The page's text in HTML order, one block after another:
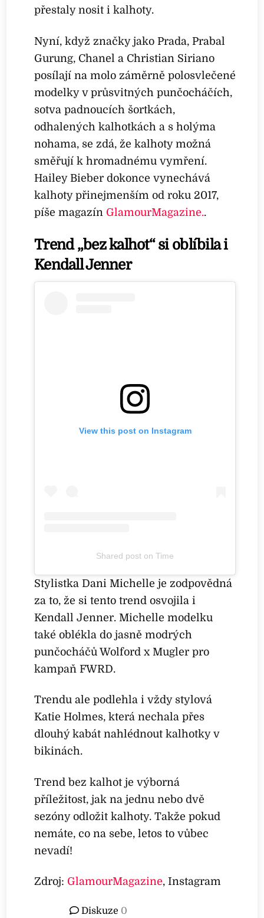
přestaly nosit i kalhoty.
Nyní, když značky jako Prada, Prabal
Gurung, Chanel a Christian Siriano
posílají na molo záměrně polosvlečené
modelky v průsvitných punčocháčích,
sotva padnoucích šortkách,
odhalených kalhotkách a s holýma
nohama, se zdá, že kalhoty možná
směřují k hromadnému vymření.
Hailey Bieber dokonce vynechává
kalhoty přinejmenším od roku 2017,
píše magazín GlamourMagazine..
Trend „bez kalhot“ si oblíbila i
Kendall Jenner
View this post on Instagram
Shared post onTime
P
o
k
é
m
o
S
h
u
ff
e
i
s
a
f
Stylistka Dani Michelle je zodpovědná
za to, že si tento trend osvojila i
Kendall Jenner. Michelle modelku
také oblékla do jasně modrých
punčocháčů Wolford x Mugler pro
kampaň FWRD.
Trendu ale podlehla i vždy stylová
Katie Holmes, která nechala přes
dlouhý kabát nahlédnout kalhotky v
bikinách.
Trend bez kalhot je výborná
příležitost, jak na jednu nebo dvě
sezóny odložit kalhoty. Takže pokud
nemáte, co na sebe, letos to vůbec
nevadí!
Zdroj: GlamourMagazine, Instagram
Diskuze 0